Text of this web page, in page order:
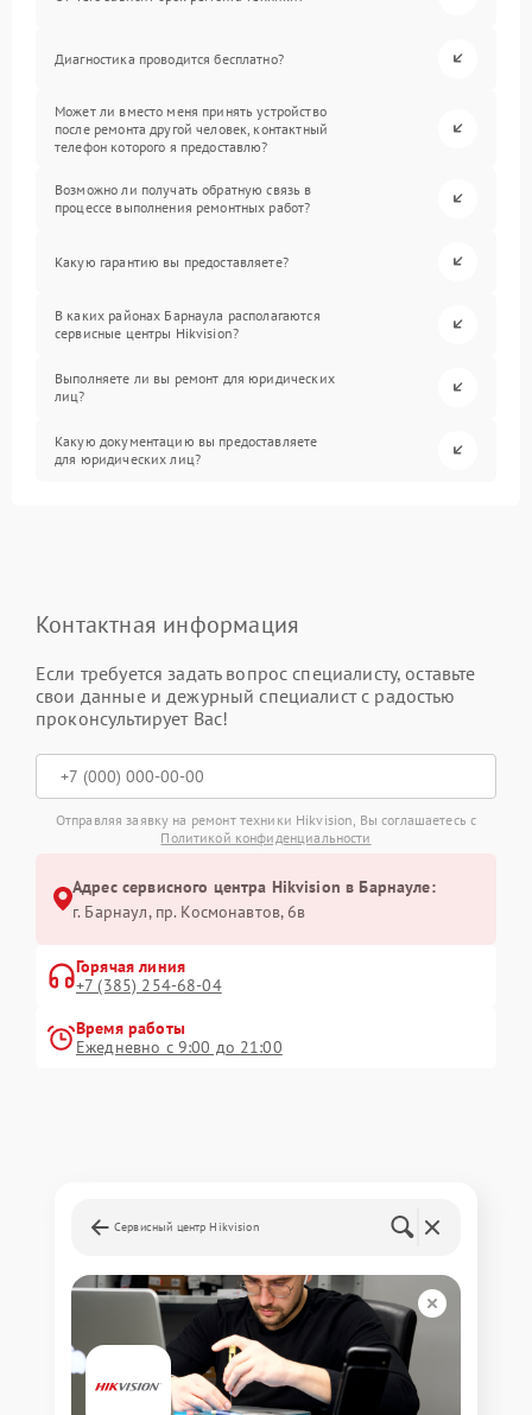
Диагностика проводится бесплатно?
Может ли вместо меня принять устройство
после ремонта другой человек, контактный
телефон которого я предоставлю?
Возможно ли получать обратную связь в
процессе выполнения ремонтных работ?
Какую гарантию вы предоставляете?
В каких районах Барнаула располагаются
сервисные центры Hikvision?
Выполняете ли вы ремонт для юридических
лиц?
Какую документацию вы предоставляете
для юридических лиц?
Контактная информация
Если требуется задать вопрос специалисту, оставьте
свои данные и дежурный специалист с радостью
проконсультирует Вас!
Отправляя заявку на ремонт техники Hikvision, Вы соглашаетесь с
Политикой конфиденциальности
Адрес сервисного центра Hikvision в Барнауле:
г. Барнаул, ​пр. Космонавтов, 6в
Горячая линия
+7 (385) 254-68-04
Время работы
Ежедневно с 9:00 до 21:00
Сервисный центр Hikvision